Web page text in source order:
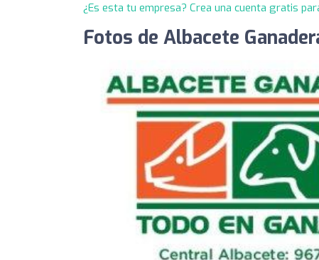
¿Es esta tu empresa? Crea una cuenta gratis
Fotos de Albacete